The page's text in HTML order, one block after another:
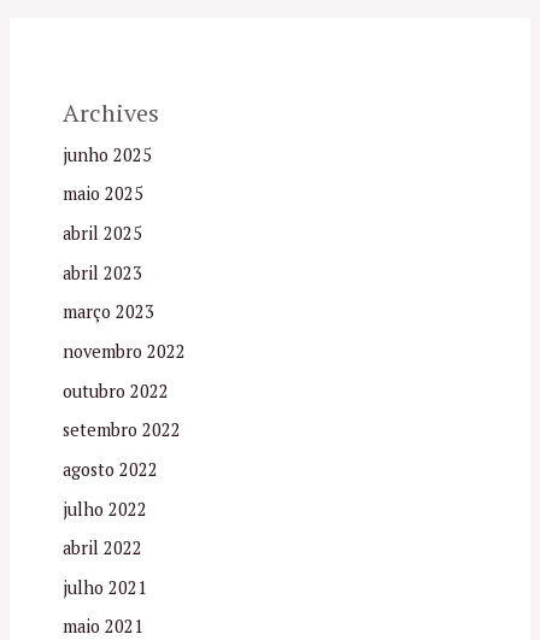
Archives
junho 2025
maio 2025
abril 2025
abril 2023
março 2023
novembro 2022
outubro 2022
setembro 2022
agosto 2022
julho 2022
abril 2022
julho 2021
maio 2021